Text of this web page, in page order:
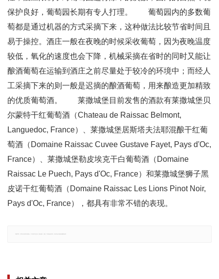
保护良好，葡萄园长期有专人打理。 葡萄园内的多数葡
萄都是通过机器的方式采摘下来，这种做法比较节省时间且
易于操控。酒庄一般在夜晚的时候采收葡萄，因为夜晚温度
较低，氧化的速度也会下降，机械采摘在省时的同时又能让
酿酒葡萄在运输到酒庄之前尽量处于较冷的环境中；而经人
工采摘下来的则一般是迟摘的酿酒葡萄，用来酿造更加精致
的优质葡萄酒。 莱撒城堡目前发售的酒款有莱撒城堡贝
尔蒙特干红葡萄酒（Chateau de Raissac Belmont,
Languedoc, France）、莱撒城堡居斯塔夫法耶混酿干红葡
萄酒（Domaine Raissac Cuvee Gustave Fayet, Pays d'Oc,
France）、莱撒城堡勒皮埃克干白葡萄酒（Domaine
Raissac Le Puech, Pays d'Oc, France）和莱撒城堡狮子黑
皮诺干红葡萄酒（Domaine Raissac Les Lions Pinot Noir,
Pays d'Oc, France），都具有非常不错的表现。